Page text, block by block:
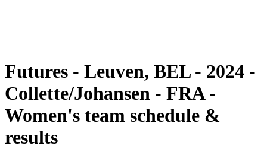
Futures - Leuven, BEL - 2024 -
Collette/Johansen - FRA -
Women's team schedule &
results